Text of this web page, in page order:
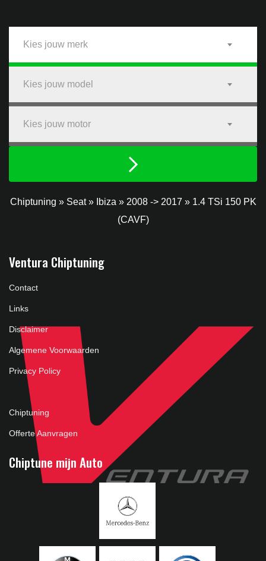
Kies jouw merk
Kies jouw model
Kies jouw motor
Chiptuning » Seat» Ibiza » 2008 -> 2017 » 1.4 TSi 150 PK
(CAVF)
Ventura Chiptuning
Contact
Links
Disclaimer
Algemene Voorwaarden
Privacy Policy
Chiptuning
Offerte Aanvragen
Chiptune mijn Auto